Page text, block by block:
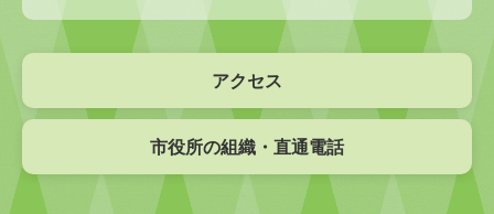
アクセス
市役所の組織・直通電話